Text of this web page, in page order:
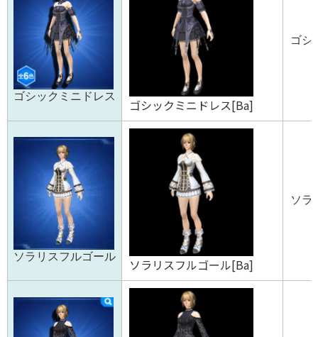
ゴシックミニドレス
ゴシックミニドレス[Ba]
ゴシ
ソラリスフルゴール ソラリスフルゴール[Ba]
ソラ